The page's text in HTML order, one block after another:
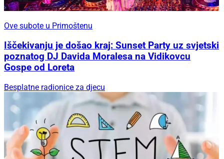
Ove subote u Primoštenu
Iščekivanju je došao kraj: Sunset Party uz svjetski
poznatog DJ Davida Moralesa na Vidikovcu
Gospe od Loreta
Besplatne radionice za djecu